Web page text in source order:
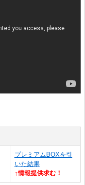
プレミアムBOXを引
いた結果
↑情報提供求む！